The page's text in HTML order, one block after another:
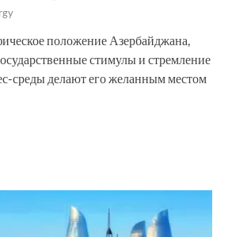
положение Азербайджана,
стимулы и стремление
среды делают его желанным местом